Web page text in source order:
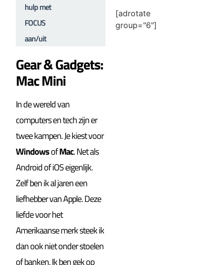
hulp met
FOCUS
aan/uit
Gear & Gadgets:
Mac Mini
In de wereld van
computers en tech zijn er
twee kampen. Je kiest voor
WindowsofMac. Net als
Android of iOS eigenlijk.
Zelf ben ik al jaren een
liefhebber van Apple. Deze
liefde voor het
Amerikaanse merk steek ik
dan ook niet onder stoelen
of banken. Ik ben gek op
[adrotate
group="6"]